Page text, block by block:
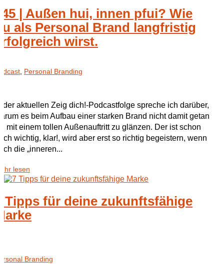
| Außen hui, innen pfui? Wie
als Personal Brand langfristig
wirst.
Personal Branding
der aktuellen Zeig dich!-Podcastfolge spreche ich darüber,
es beim Aufbau einer starken Brand nicht damit getan
mit einem tollen Außenauftritt zu glänzen. Der ist schon
wichtig, klar!, wird aber erst so richtig begeistern, wenn
die „inneren...
lesen
Tipps für deine zukunftsfähige
Branding